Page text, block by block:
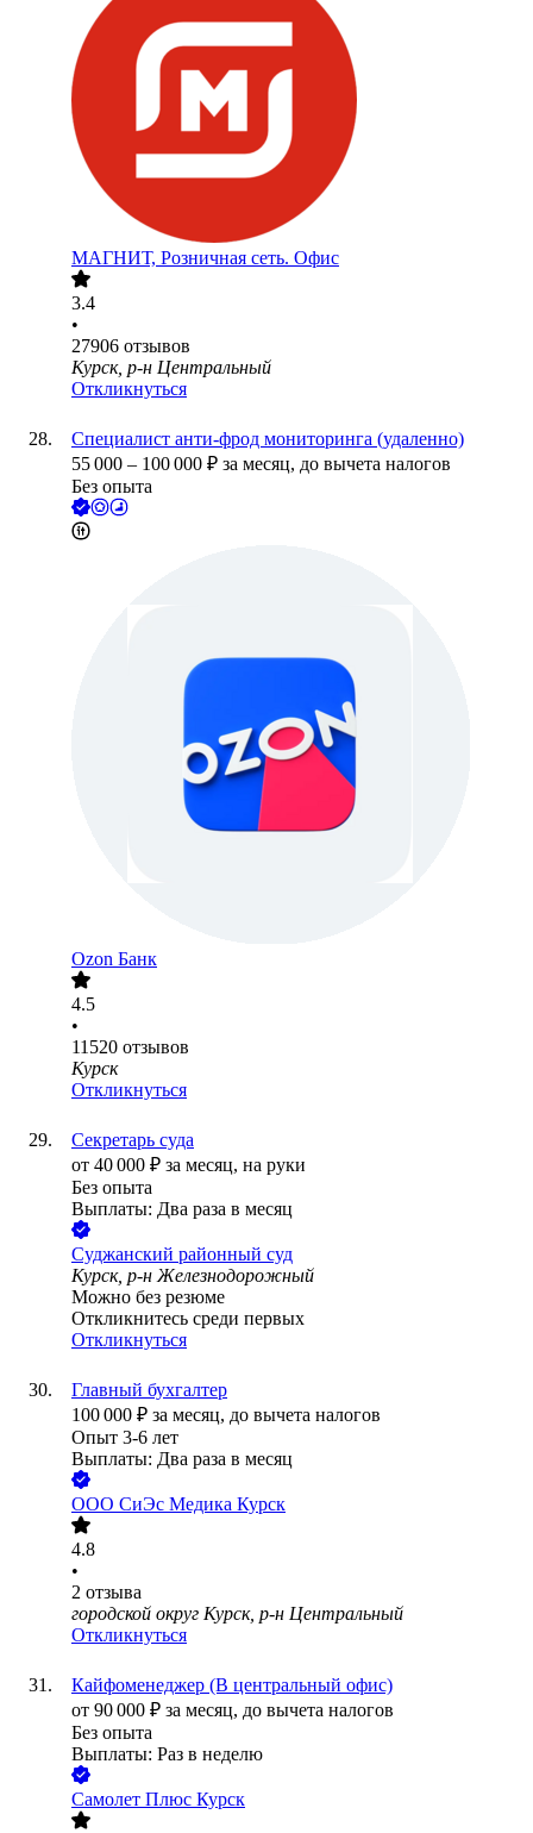
МАГНИТ, Розничная сеть. Офис
3.4
•
27906 отзывов
Курск, р-н Центральный
Откликнуться
Специалист анти-фрод мониторинга (удаленно)
55 000 – 100 000 ₽ за месяц, до вычета налогов
Без опыта
Ozon Банк
4.5
•
11520 отзывов
Курск
Откликнуться
Секретарь суда
от 40 000 ₽ за месяц, на руки
Без опыта
Выплаты: Два раза в месяц
Суджанский районный суд
Курск, р-н Железнодорожный
Можно без резюме
Откликнитесь среди первых
Откликнуться
Главный бухгалтер
100 000 ₽ за месяц, до вычета налогов
Опыт 3-6 лет
Выплаты: Два раза в месяц
ООО СиЭс Медика Курск
4.8
•
2 отзыва
городской округ Курск, р-н Центральный
Откликнуться
Кайфоменеджер (В центральный офис)
от 90 000 ₽ за месяц, до вычета налогов
Без опыта
Выплаты: Раз в неделю
Самолет Плюс Курск